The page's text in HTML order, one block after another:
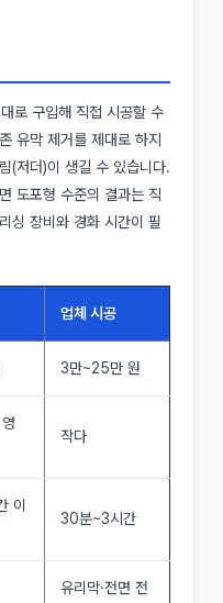
로 구입해 직접 시공할 수
유막 제거를 제대로 하지
(저더)이 생길 수 있습니다.
도포형 수준의 결과는 직
싱 장비와 경화 시간이 필
업체 시공
3만~25만 원
작다
이
30분~3시간
유리막·전면 전